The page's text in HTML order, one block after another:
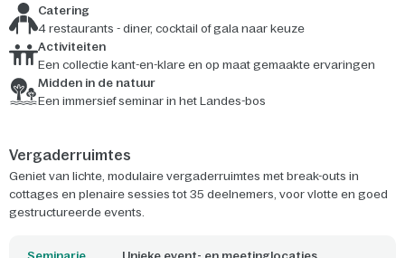
Catering
4 restaurants - diner, cocktail of gala naar keuze
Activiteiten
Een collectie kant-en-klare en op maat gemaakte ervaringen
Midden in de natuur
Een immersief seminar in het Landes-bos
Vergaderruimtes
Geniet van lichte, modulaire vergaderruimtes met break-outs in
cottages en plenaire sessies tot 35 deelnemers, voor vlotte en goed
gestructureerde events.
Seminarie Unieke event- en meetinglocaties